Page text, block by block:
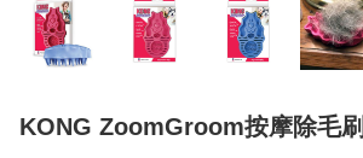
KONG ZoomGroom按摩除毛刷